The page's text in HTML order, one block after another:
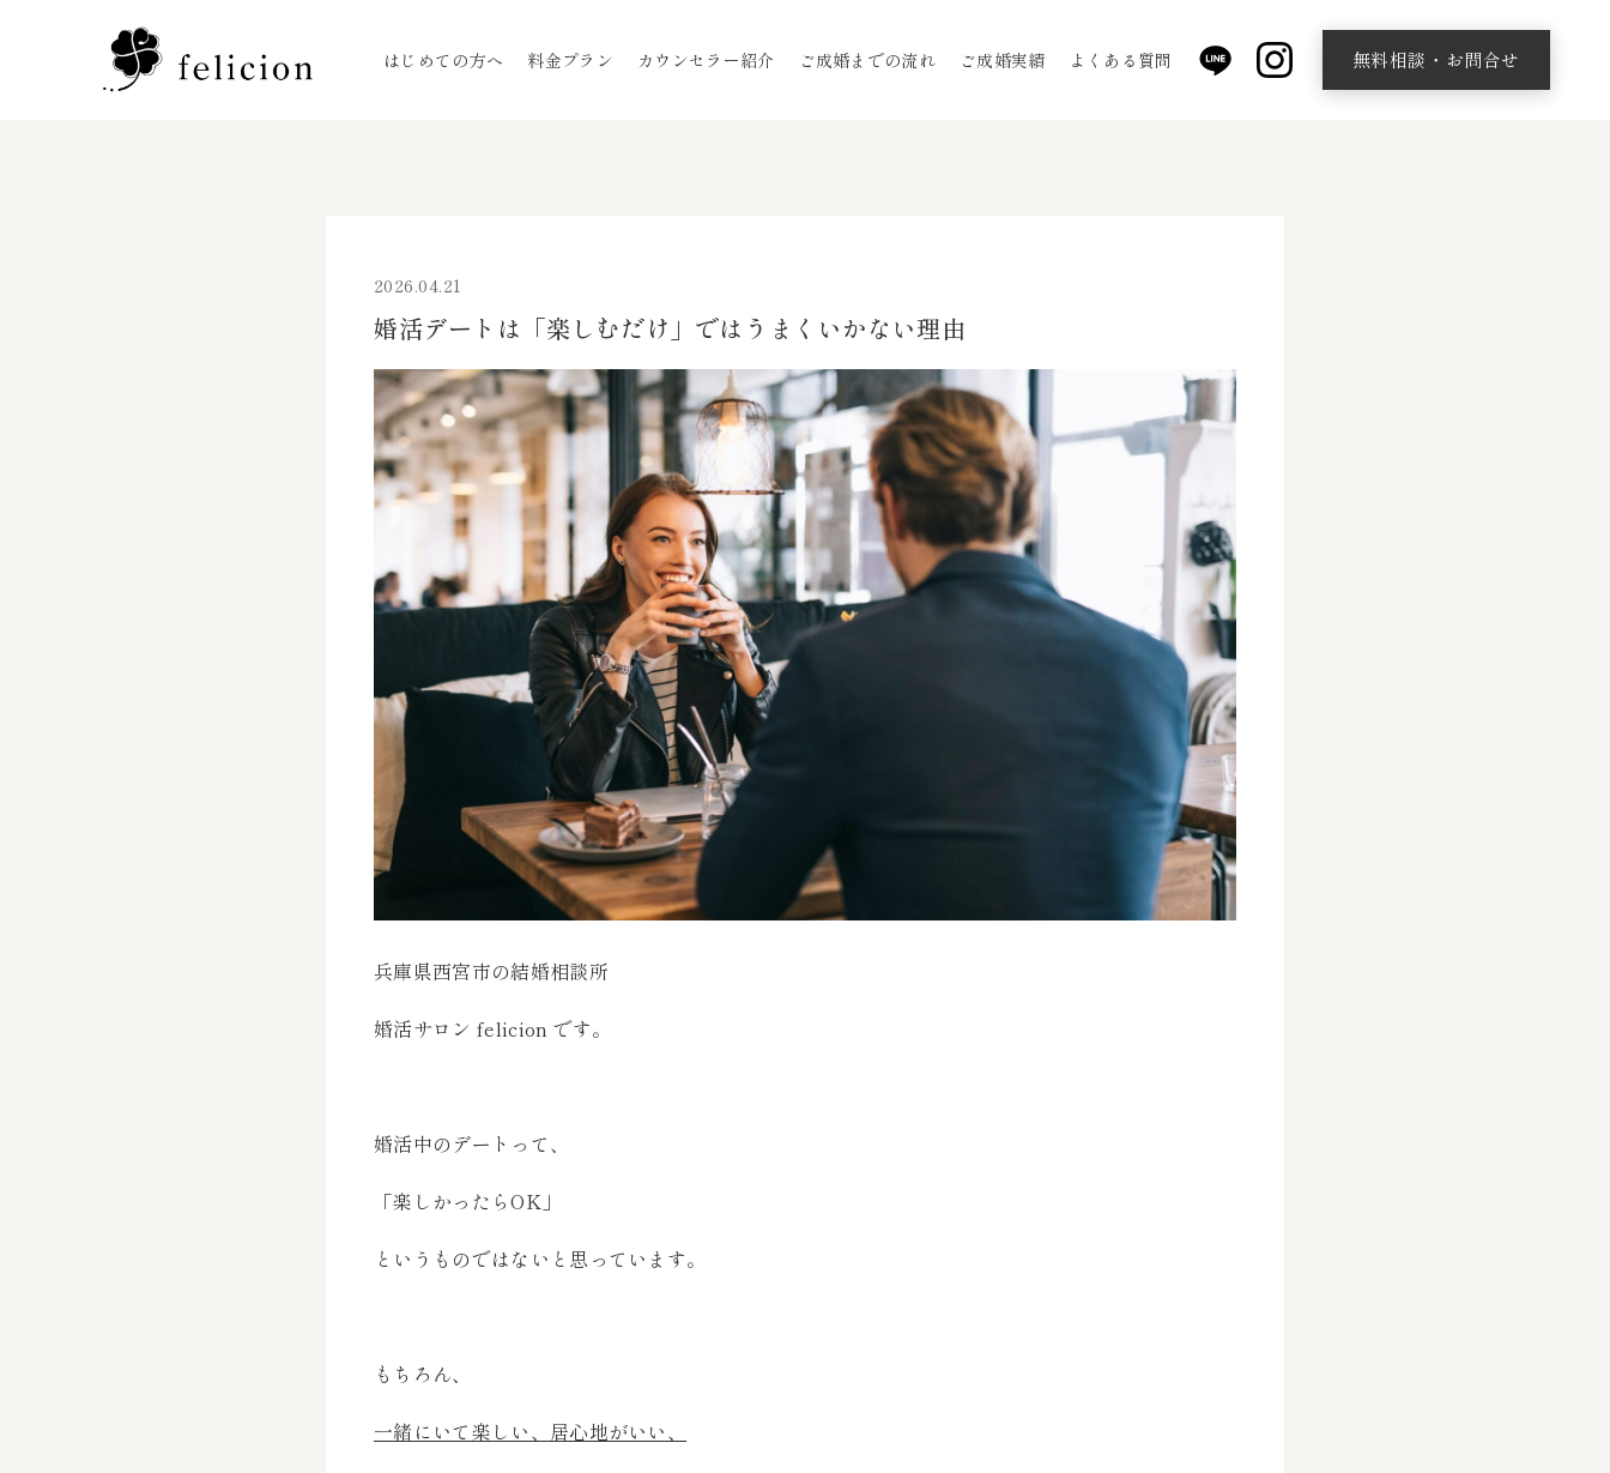
はじめての方へ 料金プラン カウンセラー紹介 ご成婚までの流れ ご成婚実績 よくある質問 無料相談・お問合せ
2026.04.21
婚活デートは「楽しむだけ」ではうまくいかない理由
兵庫県西宮市の結婚相談所
婚活サロン felicion です。
婚活中のデートって、
「楽しかったらOK」
というものではないと思っています。
もちろん、
一緒にいて楽しい、居心地がいい、